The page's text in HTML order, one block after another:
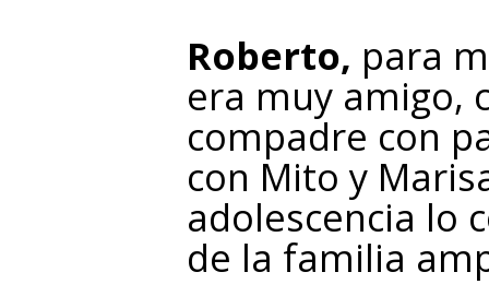
Roberto, para
era muy amigo,
compadre con
con Mito y
adolescencia lo
de la familia